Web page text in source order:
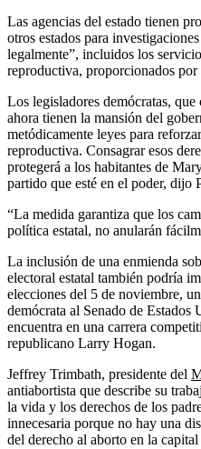
Las agencias del estado tienen
otros estados para
legalmente”, incluidos los
reproductiva, proporcionados
Los legisladores demócratas,
ahora tienen la mansión del
metódicamente leyes para
reproductiva. Consagrar esos
protegerá a los habitantes de
partido que esté en el poder, dijo
“La medida garantiza que los
política estatal, no anularán
La inclusión de una enmienda
electoral estatal también podría
elecciones del 5 de noviembre,
demócrata al Senado de
encuentra en una carrera
republicano Larry Hogan.
Jeffrey Trimbath, presidente del
antiabortista que describe su
la vida y los derechos de los
innecesaria porque no hay una
del derecho al aborto en la capital